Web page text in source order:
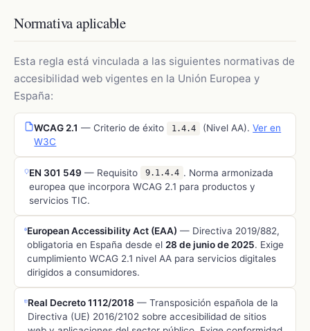
Normativa aplicable
Esta regla está vinculada a las siguientes normativas de
accesibilidad web vigentes en la Unión Europea y
España:
WCAG 2.1 — Criterio de éxito 1.4.4 (NivelAA).Ver en
W3C
EN 301 549 — Requisito 9.1.4.4 . Norma armonizada
europea que incorpora WCAG 2.1 para productos y
servicios TIC.
European Accessibility Act (EAA) — Directiva 2019/882,
obligatoria en España desde el 28 de junio de 2025. Exige
cumplimiento WCAG 2.1 nivel AA para servicios digitales
dirigidos a consumidores.
Real Decreto 1112/2018 — Transposición española de la
Directiva (UE) 2016/2102 sobre accesibilidad de sitios